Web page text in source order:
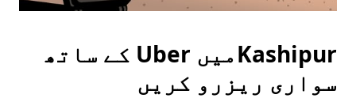
Kashipurمیں Uber کے ساتھ
سواری ریزرو کریں